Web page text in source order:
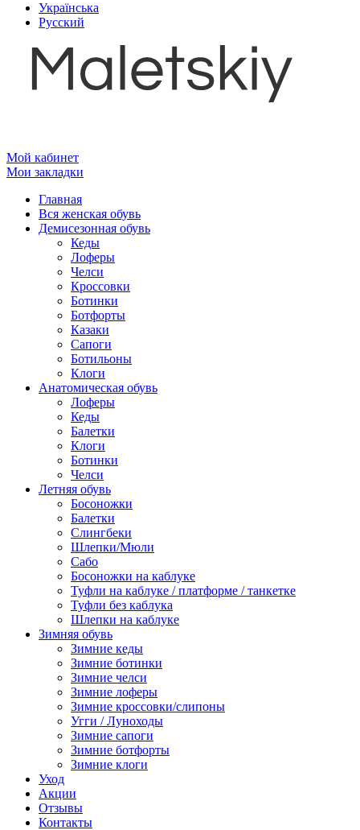
Українська
Русский
Мой кабинет
Мои закладки
Главная
Вся женская обувь
Демисезонная обувь
Кеды
Лоферы
Челси
Кроссовки
Ботинки
Ботфорты
Казаки
Сапоги
Ботильоны
Клоги
Анатомическая обувь
Лоферы
Кеды
Балетки
Клоги
Ботинки
Челси
Летняя обувь
Босоножки
Балетки
Слингбеки
Шлепки/Мюли
Сабо
Босоножки на каблуке
Туфли на каблуке / платформе / танкетке
Туфли без каблука
Шлепки на каблуке
Зимняя обувь
Зимние кеды
Зимние ботинки
Зимние челси
Зимние лоферы
Зимние кроссовки/слипоны
Угги / Луноходы
Зимние сапоги
Зимние ботфорты
Зимние клоги
Уход
Акции
Отзывы
Контакты